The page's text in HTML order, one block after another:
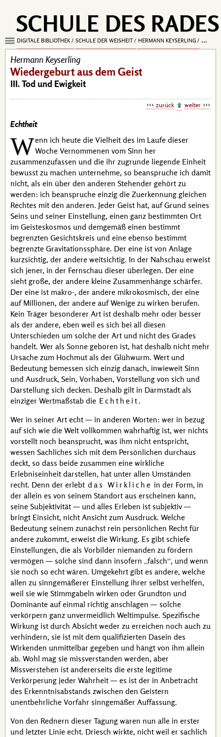
SCHULE DES RADES
DIGITALE BIBLIOTHEK SCHULE DER WEISHEIT HERMANN KEYSERLING
Hermann Keyserling
Wiedergeburt aus dem Geist
III. Tod und Ewigkeit
zurück weiter
Echtheit
Wenn ich heute die Vielheit des im Laufe dieser
Woche Vernommenen vom Sinn her
zusammenzufassen und die ihr zugrunde liegende Einheit
bewusst zu machen unternehme, so beanspruche ich damit
nicht, als ein über den anderen Stehender gehört zu
werden: ich beanspruche einzig die Zuerkennung gleichen
Rechtes mit den anderen. Jeder Geist hat, auf Grund seines
Seins und seiner Einstellung, einen ganz bestimmten Ort
im Geisteskosmos und demgemäß einen bestimmt
begrenzten Gesichtskreis und eine ebenso bestimmt
begrenzte Gravitationssphäre. Der eine ist von Anlage
kurzsichtig, der andere weitsichtig. In der Nahschau erweist
sich jener, in der Fernschau dieser überlegen. Der eine
sieht große, der andere kleine Zusammenhänge schärfer.
Der eine ist makro-, der andere mikrokosmisch, der eine
auf Millionen, der andere auf Wenige zu wirken berufen.
Kein Träger besonderer Art ist deshalb mehr oder besser
als der andere, eben weil es sich bei all diesen
Unterschieden um solche der Art und nicht des Grades
handelt. Wer als Sonne geboren ist, hat deshalb nicht mehr
Ursache zum Hochmut als der Glühwurm. Wert und
Bedeutung bemessen sich einzig danach, inwieweit Sinn
und Ausdruck, Sein, Vorhaben, Vorstellung von sich und
Darstellung sich decken. Deshalb gilt in Darmstadt als
einziger Wertmaßstab die Echtheit.
Wer in seiner Art echt — in anderen Worten: wer in bezug
auf sich wie die Welt vollkommen wahrhaftig ist, wer nichts
vorstellt noch beansprucht, was ihm nicht entspricht,
wessen Sachliches sich mit dem Persönlichen durchaus
deckt, so dass beide zusammen eine wirkliche
Erlebniseinheit darstellen, hat unter allen Umständen
recht. Denn der erlebt das Wirkliche in der Form, in
der allein es von seinem Standort aus erscheinen kann,
seine Subjektivität — und alles Erleben ist subjektiv —
bringt Einsicht, nicht Ansicht zum Ausdruck. Welche
Bedeutung seinem zunächst rein persönlichen Recht für
andere zukommt, erweist die Wirkung. Es gibt schiefe
Einstellungen, die als Vorbilder niemanden zu fördern
vermögen — solche sind dann insofern falsch , und wenn
sie noch so echt wären. Umgekehrt gibt es andere, welche
allen zu sinngemäßerer Einstellung ihrer selbst verhelfen,
weil sie wie Stimmgabeln wirken oder Grundton und
Dominante auf einmal richtig anschlagen — solche
verkörpern ganz unvermeidlich Weltimpulse. Spezifische
Wirkung ist durch Absicht weder zu erreichen noch auch zu
verhindern, sie ist mit dem qualifizierten Dasein des
Wirkenden unmittelbar gegeben und hängt von ihm allein
ab. Wohl mag sie missverstanden werden, aber
Missverstehen ist andererseits die erste legitime
Verkörperung jeder Wahrheit — es ist der in Anbetracht
des Erkenntnisabstands zwischen den Geistern
unentbehrliche Vorfahr sinngemäßer Auffassung.
Von den Rednern dieser Tagung waren nun alle in erster
und letzter Linie echt. Driesch wirkte, nicht weil er sachlich